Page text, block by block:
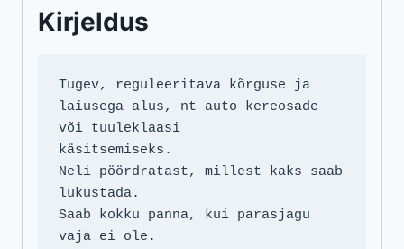
Kirjeldus
Tugev, reguleeritava kõrguse ja
laiusega alus, nt auto kereosade
või tuuleklaasi
käsitsemiseks.
Neli pöördratast, millest kaks saab
lukustada.
Saab kokku panna, kui parasjagu
vaja ei ole.